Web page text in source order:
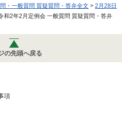
・一般質問 質疑質問・答弁全文 > 2月28日
和2年2月定例会 一般質問 質疑質問・答弁
の先頭へ戻る
項